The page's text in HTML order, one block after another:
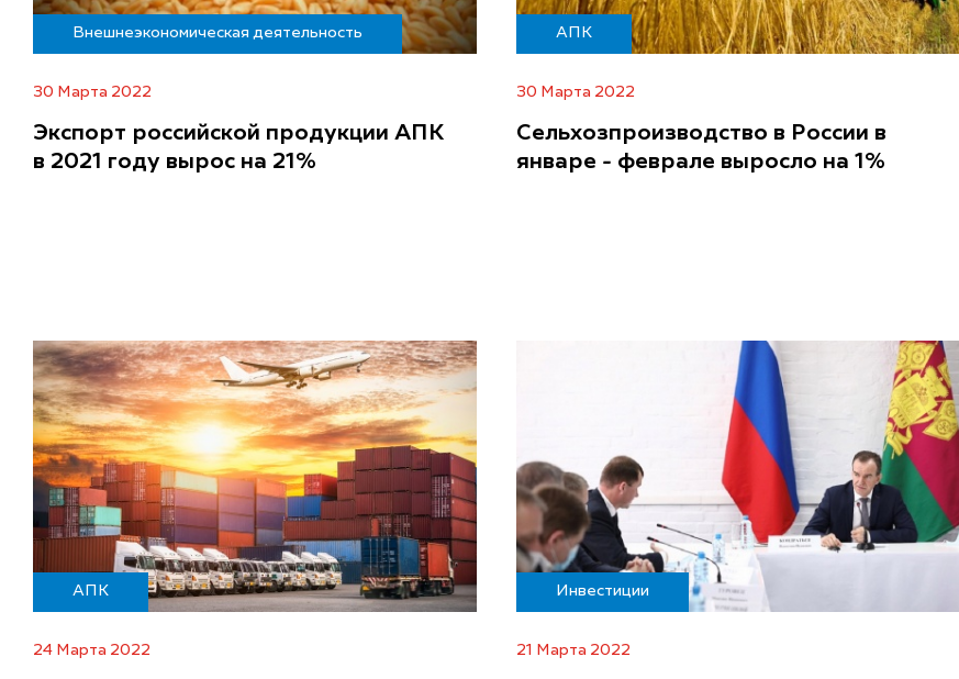
Внешнеэкономическая деятельность
30 Марта 2022
Экспорт российской продукции АПК
в 2021 году вырос на 21%
АПК
30 Марта 2022
Сельхозпроизводство в России в
январе - феврале выросло на 1%
АПК
24 Марта 2022
Инвестиции
21 Марта 2022